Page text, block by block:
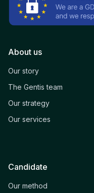
About us
Our story
The Gentis team
Our strategy
Our services
Candidate
Our method